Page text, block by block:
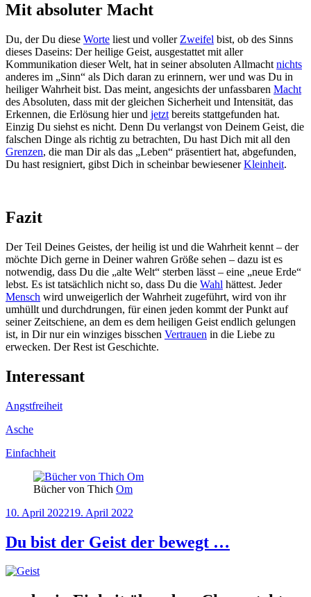
Mit absoluter Macht
Du, der Du diese Worte liest und voller Zweifel bist, ob des Sinns
dieses Daseins: Der heilige Geist, ausgestattet mit aller
Kommunikation dieser Welt, hat in seiner absoluten Allmacht nichts
anderes im „Sinn“ als Dich daran zu erinnern, wer und was Du in
heiliger Wahrheit bist. Das meint, angesichts der unfassbaren Macht
des Absoluten, dass mit der gleichen Sicherheit und Intensität, das
Erkennen, die Erlösung hier und jetzt bereits stattgefunden hat.
Einzig Du siehst es nicht. Denn Du verlangst von Deinem Geist, die
falschen Dinge als richtig zu betrachten, Du hast Dich mit all den
Grenzen, die man Dir als das „Leben“ präsentiert hat, abgefunden,
Du hast resigniert, gibst Dich in scheinbar bewiesenerKleinheit.
Fazit
Der Teil Deines Geistes, der heilig ist und die Wahrheit kennt – der
möchte Dich gerne in Deiner wahren Größe sehen – dazu ist es
notwendig, dass Du die „alte Welt“ sterben lässt – eine „neue Erde“
lebst. Es ist tatsächlich nicht so, dass Du die Wahl hättest. Jeder
Mensch wird unweigerlich der Wahrheit zugeführt, wird von ihr
umhüllt und durchdrungen, für einen jeden kommt der Punkt auf
seiner Zeitschiene, an dem es dem heiligen Geist endlich gelungen
ist, in Dir nur ein winziges bisschen Vertrauen in die Liebe zu
erwecken. Der Rest ist Geschichte.
Interessant
Angstfreiheit
Asche
Einfachheit
Bücher von Thich Om
Veröffentlicht
10. April 202219. April 2022
Du bist der Geist der bewegt …